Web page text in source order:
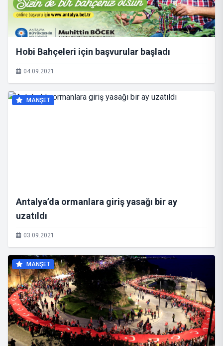
Hobi Bahçeleri için başvurular başladı
04.09.2021
MANŞET
Antalya’da ormanlara giriş yasağı bir ay
uzatıldı
03.09.2021
MANŞET